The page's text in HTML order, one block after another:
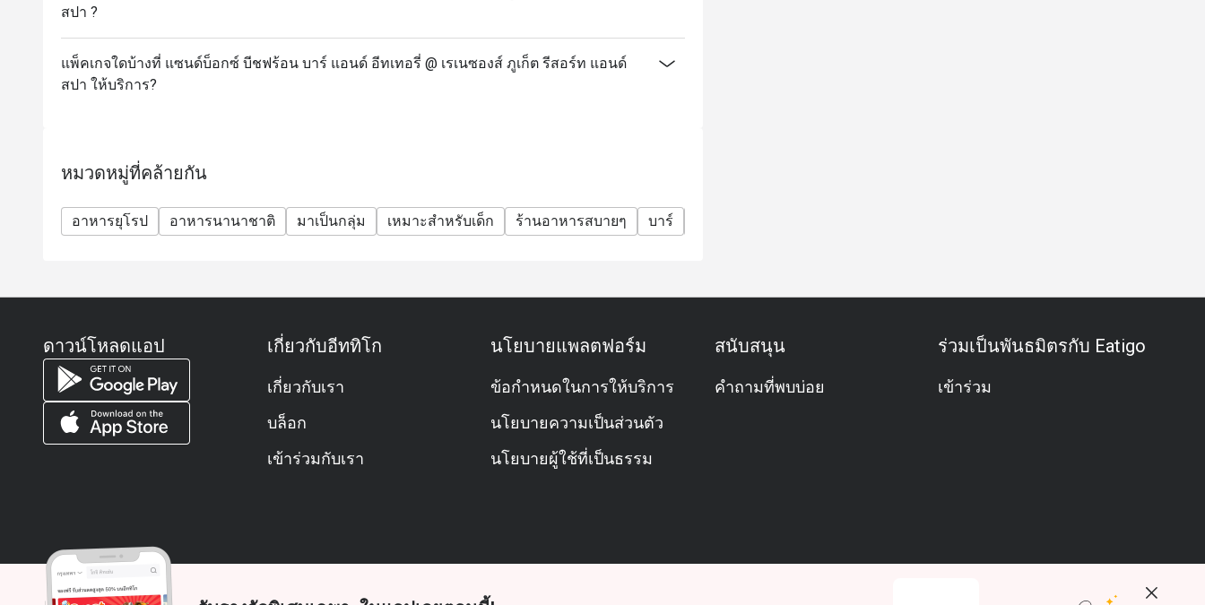
สปา ?
แพ็คเกจใดบ้างที่ แซนด์บ็อกซ์ บีชฟร้อน บาร์ แอนด์ อีทเทอรี่ @ เรเนซองส์ ภูเก็ต รีสอร์ท แอนด์
สปา ให้บริการ?
หมวดหมู่ที่คล้ายกัน
อาหารยุโรป อาหารนานาชาติ มาเป็นกลุ่ม เหมาะสำหรับเด็ก ร้านอาหารสบายๆ บาร์
ดาวน์โหลดแอป เกี่ยวกับอีททิโก
เกี่ยวกับเรา
บล็อก
เข้าร่วมกับเรา
นโยบายแพลตฟอร์ม
ข้อกำหนดในการให้บริการ
นโยบายความเป็นส่วนตัว
นโยบายผู้ใช้ที่เป็นธรรม
สนับสนุน
คำถามที่พบบ่อย
ร่วมเป็นพันธมิตรกับ Eatigo
เข้าร่วม